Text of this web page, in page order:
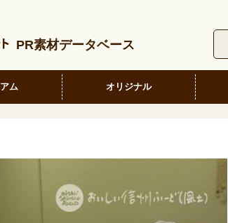
PR素材データベース
ム オリジナル